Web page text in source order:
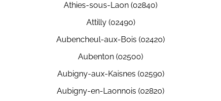
Athies-sous-Laon (02840)
Attilly (02490)
Aubencheul-aux-Bois (02420)
Aubenton (02500)
Aubigny-aux-Kaisnes (02590)
Aubigny-en-Laonnois (02820)